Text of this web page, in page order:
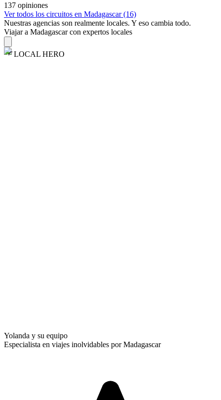
137 opiniones
Ver todos los circuitos en Madagascar (16)
Nuestras agencias son realmente locales. Y eso cambia todo.
Viajar a Madagascar con expertos locales
LOCAL HERO
Yolanda y su equipo
Especialista en viajes inolvidables por Madagascar